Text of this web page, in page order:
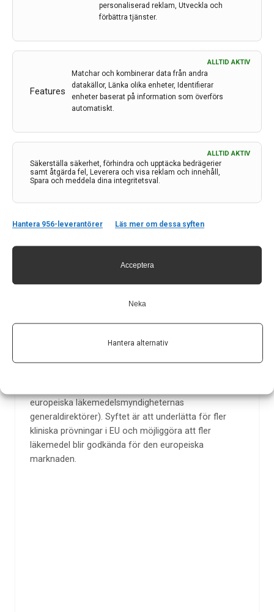
personaliserad reklam, Utveckla och
förbättra tjänster.
Features
ALLTID AKTIV
Matchar och kombinerar data från andra
datakällor, Länka olika enheter, Identifierar
enheter baserat på information som överförs
automatiskt.
Säkerställa säkerhet, förhindra och upptäcka bedrägerier
samt åtgärda fel, Leverera och visa reklam och innehåll,
Spara och meddela dina integritetsval.
ALLTID AKTIV
Hantera 956-leverantörer Läs mer om dessa syften
Acceptera
Neka
Hantera alternativ
läkemedelsprövningar registreras i den EU-
gemensamma webbportalen CTIS. Målet med ACT
– ACT EU ska förvandla EU till en region inom vilken
utveckling av kliniska prövningar stöds och möjliggör
samarbete och innovation i alla steg i en
Artikel i Nature Review
Nature Review Drug Discovery.
dels beskriva det arbete som vi nu gör för att stärka
samarbetet mellan EU-länderna, förenkla processen
Eriksson.
Initiativtagare för ACT EU är EU-kommissionen och
europeiska läkemedelsmyndigheternas
generaldirektörer). Syftet är att underlätta för fler
kliniska prövningar i EU och möjliggöra att fler
läkemedel blir godkända för den europeiska
marknaden.